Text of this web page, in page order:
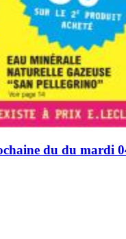
du du mardi